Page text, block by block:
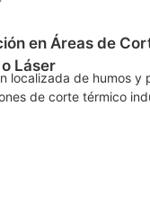
en Áreas de
Láser
localizada de humos y
de corte térmico